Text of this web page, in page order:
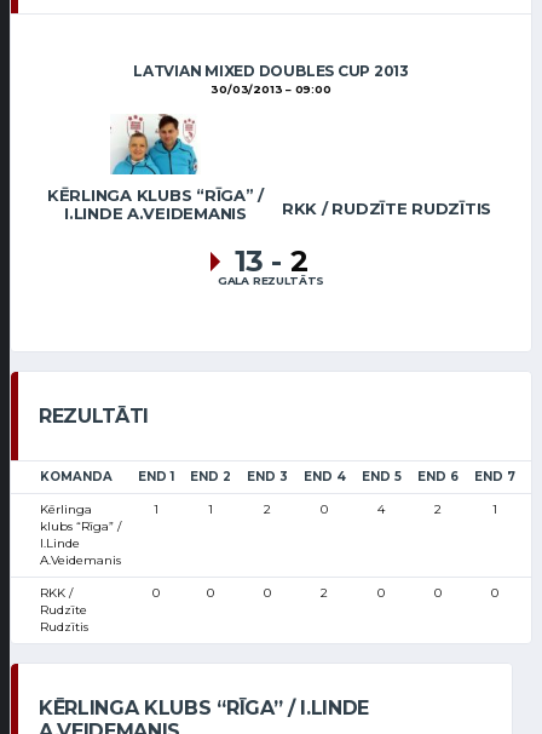
LATVIAN MIXED DOUBLES CUP 2013
30/03/2013 09:00
KĒRLINGA KLUBS “RĪGA” /
I.LINDE A.VEIDEMANIS
RKK / RUDZĪTE RUDZĪTIS
13 - 2
GALA REZULTĀTS
REZULTĀTI
KOMANDA END 1 END 2 END 3 END 4 END 5 END 6 END 7
Kērlinga
klubs “Rīga” /
I.Linde
A.Veidemanis
1 1 2 0 4 2 1
RKK /
Rudzīte
Rudzītis
0 0 0 2 0 0 0
KĒRLINGA KLUBS “RĪGA” / I.LINDE